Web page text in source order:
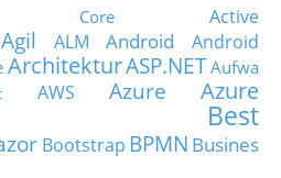
Core
Active
Agil ALM Android
Android
ArchitekturASP.NETAufwa
AWS Azure
Azure
Best
Bootstrap BPMN Busines